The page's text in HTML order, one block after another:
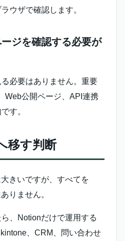
ウザで確認します。
ジを確認する必要が
必要はありません。重要
Web公開ページ、API連携
す。
移す判断
きいですが、すべてを
りません。
、Notionだけで運用する
、CRM、問い合わせ